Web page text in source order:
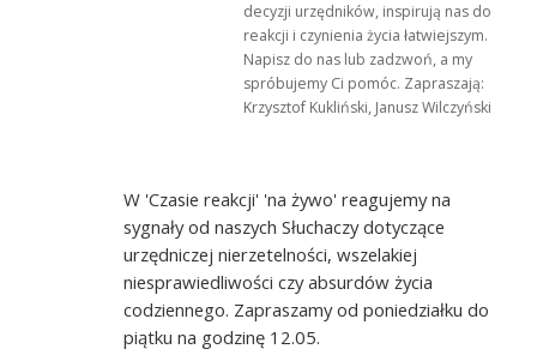
decyzji urzędników, inspirują nas do
reakcji i czynienia życia łatwiejszym.
Napisz do nas lub zadzwoń, a my
spróbujemy Ci pomóc. Zapraszają:
Krzysztof Kukliński, Janusz Wilczyński
W 'Czasie reakcji' 'na żywo' reagujemy na
sygnały od naszych Słuchaczy dotyczące
urzędniczej nierzetelności, wszelakiej
niesprawiedliwości czy absurdów życia
codziennego. Zapraszamy od poniedziałku do
piątku na godzinę 12.05.